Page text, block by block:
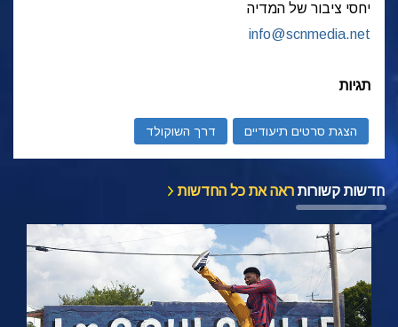
יחסי ציבור של המדיה
info@scnmedia.net
תגיות
הצגת סרטים תיעודיים דרך השוקולד
חדשות קשורות ראה את כל החדשות